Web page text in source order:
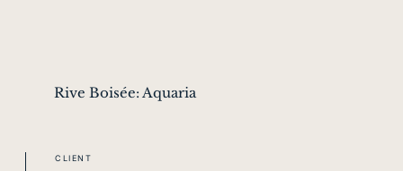
Rive Boisée: Aquaria
CLIENT